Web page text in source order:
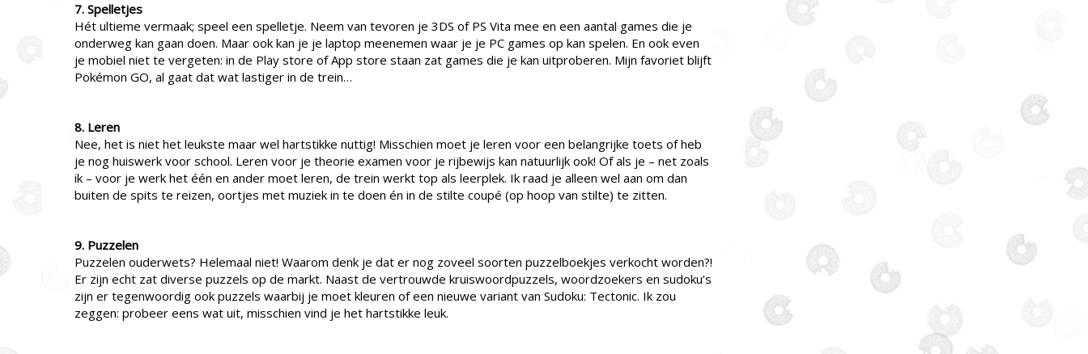
7. Spelletjes
Hét ultieme vermaak; speel een spelletje. Neem van tevoren je 3DS of PS Vita mee en een aantal games die je
onderweg kan gaan doen. Maar ook kan je je laptop meenemen waar je je PC games op kan spelen. En ook even
je mobiel niet te vergeten: in de Play store of App store staan zat games die je kan uitproberen. Mijn favoriet blijft
Pokémon GO, al gaat dat wat lastiger in de trein…
8. Leren
Nee, het is niet het leukste maar wel hartstikke nuttig! Misschien moet je leren voor een belangrijke toets of heb
je nog huiswerk voor school. Leren voor je theorie examen voor je rijbewijs kan natuurlijk ook! Of als je – net zoals
ik – voor je werk het één en ander moet leren, de trein werkt top als leerplek. Ik raad je alleen wel aan om dan
buiten de spits te reizen, oortjes met muziek in te doen én in de stilte coupé (op hoop van stilte) te zitten.
9. Puzzelen
Puzzelen ouderwets? Helemaal niet! Waarom denk je dat er nog zoveel soorten puzzelboekjes verkocht worden?!
Er zijn echt zat diverse puzzels op de markt. Naast de vertrouwde kruiswoordpuzzels, woordzoekers en sudoku’s
zijn er tegenwoordig ook puzzels waarbij je moet kleuren of een nieuwe variant van Sudoku: Tectonic. Ik zou
zeggen: probeer eens wat uit, misschien vind je het hartstikke leuk.